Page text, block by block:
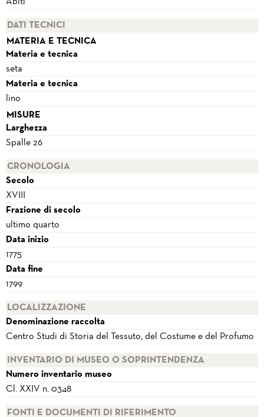
Abiti
DATI TECNICI
MATERIA E TECNICA
Materia e tecnica
seta
Materia e tecnica
lino
MISURE
Larghezza
Spalle 26
CRONOLOGIA
Secolo
XVIII
Frazione di secolo
ultimo quarto
Data inizio
1775
Data fine
1799
LOCALIZZAZIONE
Denominazione raccolta
Centro Studi di Storia del Tessuto, del Costume e del Profumo
INVENTARIO DI MUSEO O SOPRINTENDENZA
Numero inventario museo
Cl. XXIV n. 0348
FONTI E DOCUMENTI DI RIFERIMENTO